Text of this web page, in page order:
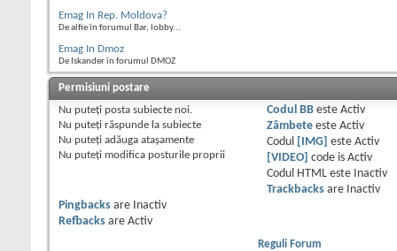
Emag In Rep. Moldova?
De alfie în forumul Bar, lobby...
Emag In Dmoz
De Iskander în forumul DMOZ
Permisiuni postare
Nu puteţi posta subiecte noi.
Nu puteţi răspunde la subiecte
Nu puteţi adăuga ataşamente
Nu puteţi modifica posturile proprii
Codul BBeste Activ
Zâmbeteeste Activ
Codul
[IMG] este Activ
[VIDEO] code is Activ
Codul HTML este
Inactiv
Trackbacksare
Inactiv
Pingbacks are
Inactiv
Refbacks are Activ
Reguli Forum